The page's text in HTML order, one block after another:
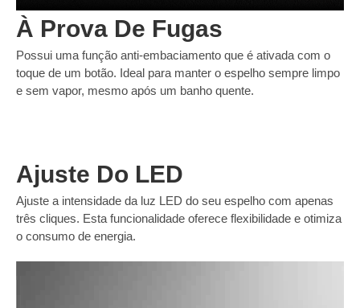
À Prova De Fugas
Possui uma função anti-embaciamento que é ativada com o
toque de um botão. Ideal para manter o espelho sempre limpo
e sem vapor, mesmo após um banho quente.
Ajuste Do LED
Ajuste a intensidade da luz LED do seu espelho com apenas
três cliques. Esta funcionalidade oferece flexibilidade e otimiza
o consumo de energia.